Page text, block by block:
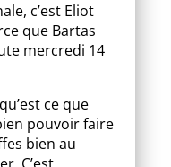
c’est Eliot
que Bartas
mercredi 14
ce que
pouvoir faire
bien au